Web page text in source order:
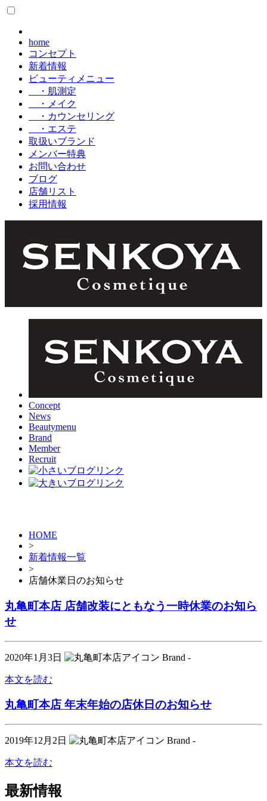
home
コンセプト
新着情報
ビューティメニュー
・肌測定
・メイク
・カウンセリング
・エステ
取扱いブランド
メンバー特典
お問い合わせ
ブログ
店舗リスト
採用情報
Concept
News
Beautymenu
Brand
Member
Recruit
HOME
>
新着情報一覧
>
店舗休業日のお知らせ
丸亀町本店 店舗改装にともなう一時休業のお知ら
せ
2020年1月3日 Brand -
本文を読む
丸亀町本店 年末年始の店休日のお知らせ
2019年12月2日 Brand -
本文を読む
最新情報